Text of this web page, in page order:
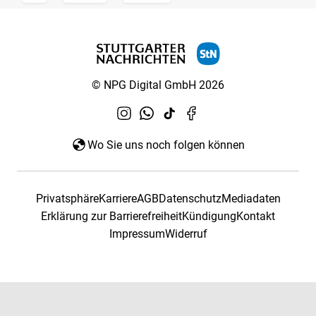
© NPG Digital GmbH 2026
Wo Sie uns noch folgen können
PrivatsphäreKarriereAGBDatenschutzMediadaten
Erklärung zur BarrierefreiheitKündigungKontakt
ImpressumWiderruf